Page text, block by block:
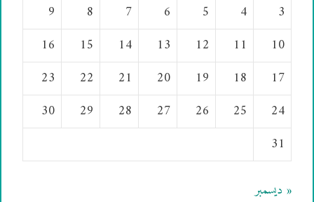
3
4
5
6
7
8
9
10
11
12
13
14
15
16
17
18
19
20
21
22
23
24
25
26
27
28
29
30
31
« ديسمبر